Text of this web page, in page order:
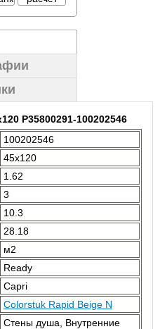
P35800291-100202546
100202546
45x120
1.62
3
10.3
28.18
м2
Ready
Capri
Colorstuk Rapid Beige N
Стены душа, Внутренние